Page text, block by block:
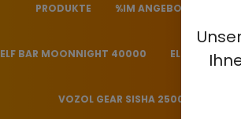
PRODUKTE %IM ANGEBOT%
ELF BAR MOONNIGHT 40000 ELF BAR
VOZOL GEAR SISHA 25000 - 0.5%